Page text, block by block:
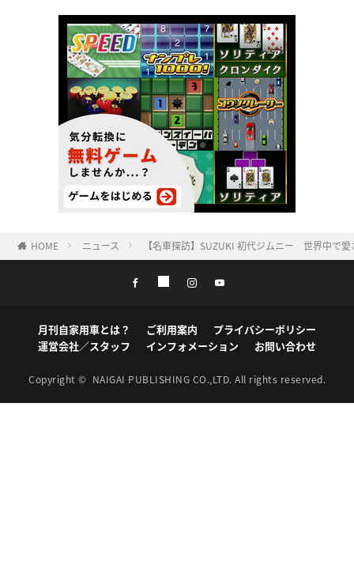
HOME ニュース 【名車探訪】SUZUKI 初代ジムニー 世界中で
月刊自家用車とは？ ご利用案内
プライバシーポリシー
運営会社／スタッフ
インフォメーション お問い合わせ
Copyright © NAIGAI PUBLISHING CO.,LTD. All rights reserved.